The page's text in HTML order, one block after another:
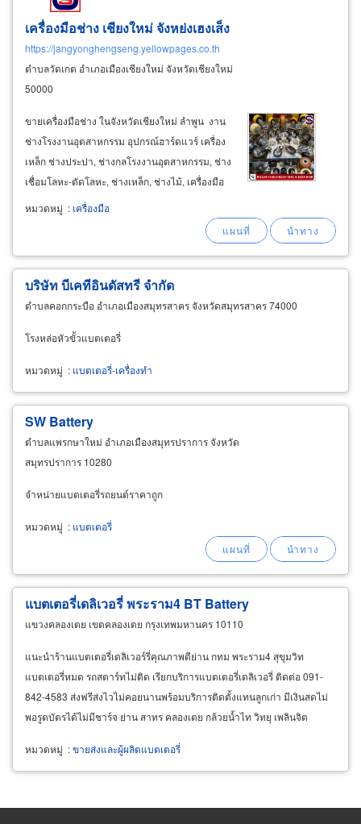
เครื่องมือช่าง เชียงใหม่ จังหย่งเฮงเส็ง
https://jangyonghengseng.yellowpages.co.th
ตำบลวัดเกต อำเภอเมืองเชียงใหม่ จังหวัดเชียงใหม่
50000
ขายเครื่องมือช่าง ในจังหวัดเชียงใหม่ ลำพูน งาน
ช่างโรงงานอุตสาหกรรม อุปกรณ์ฮาร์ดแวร์ เครื่อง
เหล็ก ช่างประปา, ช่างกลโรงงานอุตสาหกรรม, ช่าง
เชื่อมโลหะ-ตัดโลหะ, ช่างเหล็ก, ช่างไม้, เครื่องมือ
เวิร์คช้อป เครื่องมือก่อสร้าง มีอุปกรณ์วัสดุเครื่องมือ
ช่าง มืออาชีพและอะไหล่บริการช่างทั่วไป จำหน่าย
หมวดหมู่ : เครื่องมือ
บริษัท บีเคทีอินดัสทรี จำกัด
ตำบลคอกกระบือ อำเภอเมืองสมุทรสาคร จังหวัดสมุทรสาคร 74000
โรงหล่อหัวขั้วแบตเตอรี่
หมวดหมู่ : แบตเตอรี่-เครื่องทำ
SW Battery
ตำบลแพรกษาใหม่ อำเภอเมืองสมุทรปราการ จังหวัด
สมุทรปราการ 10280
จำหน่ายแบตเตอรี่รถยนต์ราคาถูก
หมวดหมู่ : แบตเตอรี่
แบตเตอรี่เดลิเวอรี่ พระราม4 BT Battery
แขวงคลองเตย เขตคลองเตย กรุงเทพมหานคร 10110
แนะนำร้านแบตเตอรี่เดลิเวอร์รี่คุณภาพดีย่าน กทม พระราม4 สุขุมวิท
แบตเตอรี่หมด รถสตาร์ทไม่ติด เรียกบริการแบตเตอรี่เดลิเวอรี่ ติดต่อ 091-
842-4583 ส่งฟรีส่งไวไม่คอยนานพร้อมบริการติดตั้งแทนลูกเก่า มีเงินสดไม่
พอรูดบัตรได้ไม่มีชาร์จ ย่าน สาทร คลองเตย กล้วยน้ำไท วิทยุ เพลินจิต
หมวดหมู่ :ขายส่งและผู้ผลิตแบตเตอรี่